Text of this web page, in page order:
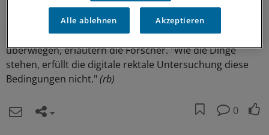
Die Weltgesundheitsorganisation fordere von
Screeningtests, sie sollten wissenschaftlich begründet
sein, außerdem sollte ihr Nutzen den Schaden
überwiegen, erläutern die Forscher. "Wie die Dinge
stehen, erfüllt die digitale rektale Untersuchung diese
Bedingungen nicht."(rb)
0
Alle ablehnen Akzeptieren